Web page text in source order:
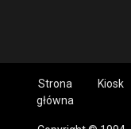
Strona
główna
Kiosk